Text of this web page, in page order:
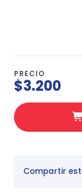
PRECIO
$3.200
Compartir